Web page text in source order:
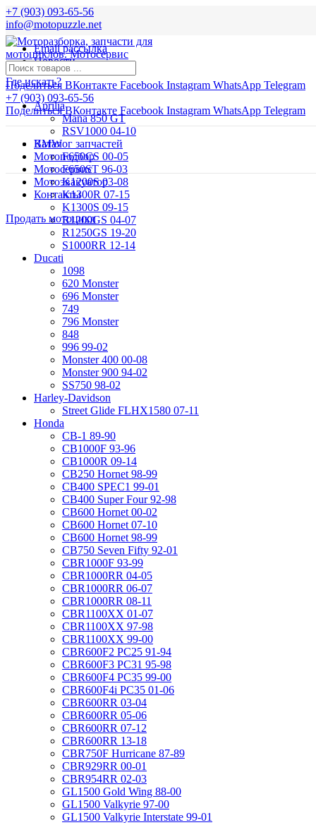
+7 (903) 093-65-56
info@motopuzzle.net
Email рассылка
Новости
Поделиться ВКонтакте Facebook Instagram WhatsApp Telegram
+7 (903) 093-65-56
Поделиться ВКонтакте Facebook Instagram WhatsApp Telegram
Где искать?
Aprilia
Mana 850 GT
RSV1000 04-10
BMW
F650CS 00-05
F650ST 96-03
K1200S 03-08
K1300R 07-15
K1300S 09-15
R1200GS 04-07
R1250GS 19-20
S1000RR 12-14
Ducati
1098
620 Monster
696 Monster
749
796 Monster
848
996 99-02
Monster 400 00-08
Monster 900 94-02
SS750 98-02
Harley-Davidson
Street Glide FLHX1580 07-11
Honda
CB-1 89-90
CB1000F 93-96
CB1000R 09-14
CB250 Hornet 98-99
CB400 SPEC1 99-01
CB400 Super Four 92-98
CB600 Hornet 00-02
CB600 Hornet 07-10
CB600 Hornet 98-99
CB750 Seven Fifty 92-01
CBR1000F 93-99
CBR1000RR 04-05
CBR1000RR 06-07
CBR1000RR 08-11
CBR1100XX 01-07
CBR1100XX 97-98
CBR1100XX 99-00
CBR600F2 PC25 91-94
CBR600F3 PC31 95-98
CBR600F4 PC35 99-00
CBR600F4i PC35 01-06
CBR600RR 03-04
CBR600RR 05-06
CBR600RR 07-12
CBR600RR 13-18
CBR750F Hurricane 87-89
CBR929RR 00-01
CBR954RR 02-03
GL1500 Gold Wing 88-00
GL1500 Valkyrie 97-00
GL1500 Valkyrie Interstate 99-01
Каталог запчастей
Мотоподбор
Мотосервис
Мотоэвакуатор
Контакты
Продать мотоцикл